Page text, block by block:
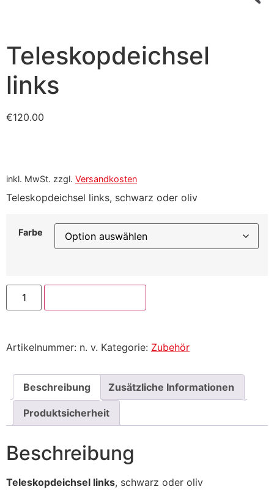
Teleskopdeichsel
links
€120.00
inkl. MwSt. zzgl. Versandkosten
Teleskopdeichsel links, schwarz oder oliv
Farbe
Artikelnummer: n. v. Kategorie: Zubehör
Beschreibung Zusätzliche Informationen
Produktsicherheit
Beschreibung
Teleskopdeichsel links, schwarz oder oliv